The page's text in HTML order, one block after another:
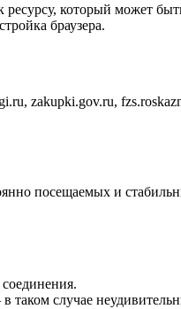
который может
браузера.
zakupki.gov.ru,
посещаемых и
таком случае